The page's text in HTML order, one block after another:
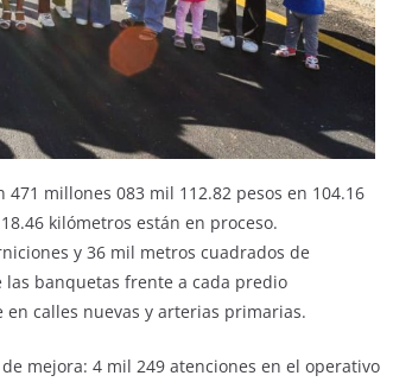
millones 083 mil 112.82 pesos en 104.16
kilómetros están en proceso.
y 36 mil metros cuadrados de
banquetas frente a cada predio
calles nuevas y arterias primarias.
mejora: 4 mil 249 atenciones en el operativo